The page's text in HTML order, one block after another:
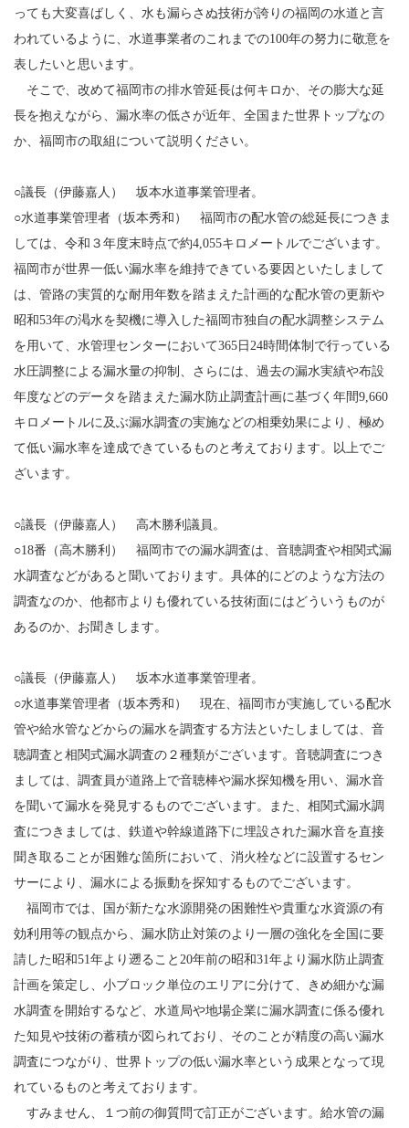
っても大変喜ばしく、水も漏らさぬ技術が誇りの福岡の水道と言
われているように、水道事業者のこれまでの100年の努力に敬意を
表したいと思います。
そこで、改めて福岡市の排水管延長は何キロか、その膨大な延
長を抱えながら、漏水率の低さが近年、全国また世界トップなの
か、福岡市の取組について説明ください。
○議長（伊藤嘉人） 坂本水道事業管理者。
○水道事業管理者（坂本秀和） 福岡市の配水管の総延長につきま
しては、令和３年度末時点で約4,055キロメートルでございます。
福岡市が世界一低い漏水率を維持できている要因といたしまして
は、管路の実質的な耐用年数を踏まえた計画的な配水管の更新や
昭和53年の渇水を契機に導入した福岡市独自の配水調整システム
を用いて、水管理センターにおいて365日24時間体制で行っている
水圧調整による漏水量の抑制、さらには、過去の漏水実績や布設
年度などのデータを踏まえた漏水防止調査計画に基づく年間9,660
キロメートルに及ぶ漏水調査の実施などの相乗効果により、極め
て低い漏水率を達成できているものと考えております。以上でご
ざいます。
○議長（伊藤嘉人） 高木勝利議員。
○18番（高木勝利） 福岡市での漏水調査は、音聴調査や相関式漏
水調査などがあると聞いております。具体的にどのような方法の
調査なのか、他都市よりも優れている技術面にはどういうものが
あるのか、お聞きします。
○議長（伊藤嘉人） 坂本水道事業管理者。
○水道事業管理者（坂本秀和） 現在、福岡市が実施している配水
管や給水管などからの漏水を調査する方法といたしましては、音
聴調査と相関式漏水調査の２種類がございます。音聴調査につき
ましては、調査員が道路上で音聴棒や漏水探知機を用い、漏水音
を聞いて漏水を発見するものでございます。また、相関式漏水調
査につきましては、鉄道や幹線道路下に埋設された漏水音を直接
聞き取ることが困難な箇所において、消火栓などに設置するセン
サーにより、漏水による振動を探知するものでございます。
福岡市では、国が新たな水源開発の困難性や貴重な水資源の有
効利用等の観点から、漏水防止対策のより一層の強化を全国に要
請した昭和51年より遡ること20年前の昭和31年より漏水防止調査
計画を策定し、小ブロック単位のエリアに分けて、きめ細かな漏
水調査を開始するなど、水道局や地場企業に漏水調査に係る優れ
た知見や技術の蓄積が図られており、そのことが精度の高い漏水
調査につながり、世界トップの低い漏水率という成果となって現
れているものと考えております。
すみません、１つ前の御質問で訂正がございます。給水管の漏